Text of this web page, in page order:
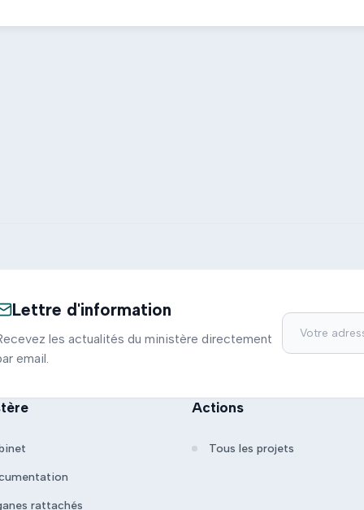
Lettre d'information
les actualités du ministère directement
email.
rattachés
Actions
Tous les projets